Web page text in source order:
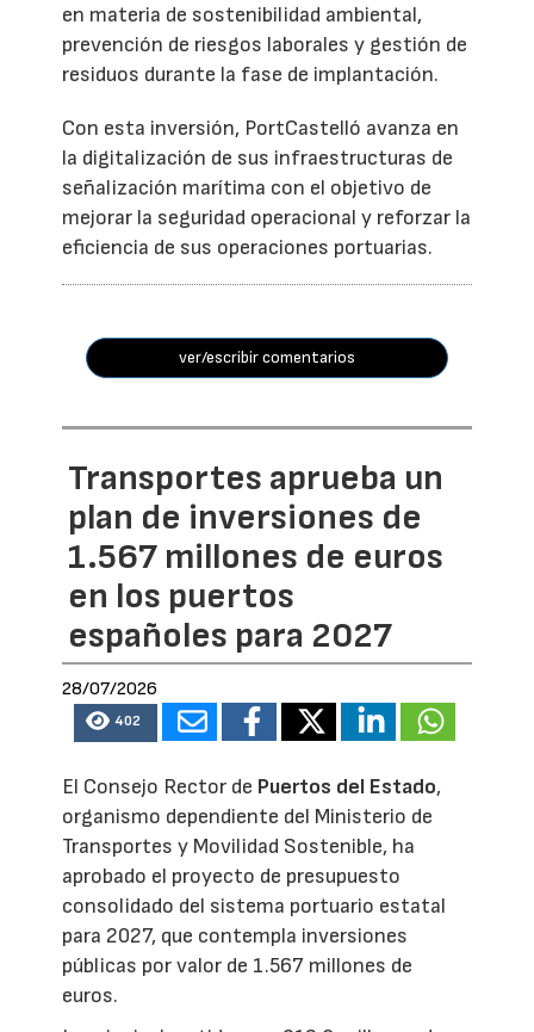
en materia de sostenibilidad ambiental,
prevención de riesgos laborales y gestión de
residuos durante la fase de implantación.
Con esta inversión, PortCastelló avanza en
la digitalización de sus infraestructuras de
señalización marítima con el objetivo de
mejorar la seguridad operacional y reforzar la
eficiencia de sus operaciones portuarias.
ver/escribir comentarios
Transportes aprueba un
plan de inversiones de
1.567 millones de euros
en los puertos
españoles para 2027
28/07/2026
402
El Consejo Rector de Puertos del Estado,
organismo dependiente del Ministerio de
Transportes y Movilidad Sostenible, ha
aprobado el proyecto de presupuesto
consolidado del sistema portuario estatal
para 2027, que contempla inversiones
públicas por valor de 1.567 millones de
euros.